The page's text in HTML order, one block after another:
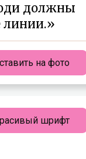
должны
линии.»
на фото
шрифт